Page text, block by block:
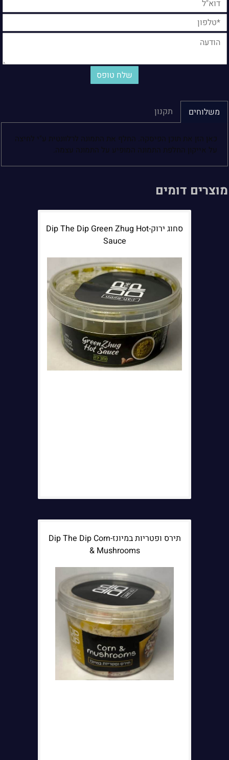
משלוחים תקנון
כאן הזן את תוכן הפיסקה. החלף את התמונה לרלוונטית ע"י לחיצה
על אייקון החלפת התמונה המופיע על התמונה עצמה.
מוצרים דומים
סחוג ירוק-Dip The Dip Green Zhug Hot
Sauce
תירס ופטריות במיונז-Dip The Dip Corn
& Mushrooms